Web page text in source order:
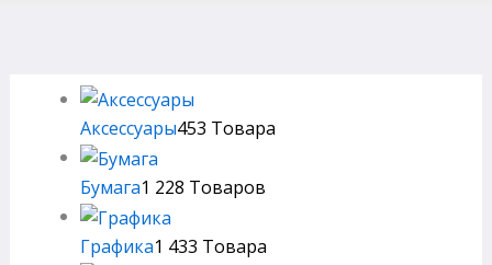
Аксессуары453 Товара
Бумага1 228 Товаров
Графика1 433 Товара